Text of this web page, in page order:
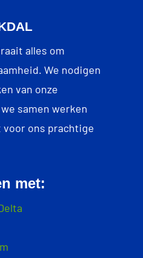
alles om
We nodigen
van onze
samen werken
ons prachtige
met: